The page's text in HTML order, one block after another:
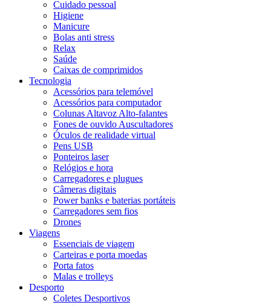
Cuidado pessoal
Higiene
Manicure
Bolas anti stress
Relax
Saúde
Caixas de comprimidos
Tecnologia
Acessórios para telemóvel
Acessórios para computador
Colunas Altavoz Alto-falantes
Fones de ouvido Auscultadores
Óculos de realidade virtual
Pens USB
Ponteiros laser
Relógios e hora
Carregadores e plugues
Câmeras digitais
Power banks e baterias portáteis
Carregadores sem fios
Drones
Viagens
Essenciais de viagem
Carteiras e porta moedas
Porta fatos
Malas e trolleys
Desporto
Coletes Desportivos